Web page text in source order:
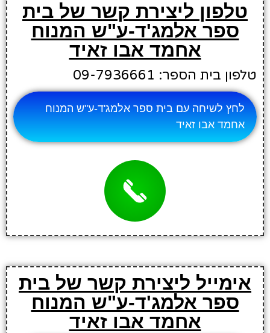
טלפון ליצירת קשר של בית
ספר אלמג'ד-ע"ש המנוח
אחמד אבו זאיד
טלפון בית הספר: 09-7936661
לחץ לשיחה עם בית ספר אלמג'ד-ע"ש המנוח
אחמד אבו זאיד
אימייל ליצירת קשר של בית
ספר אלמג'ד-ע"ש המנוח
אחמד אבו זאיד